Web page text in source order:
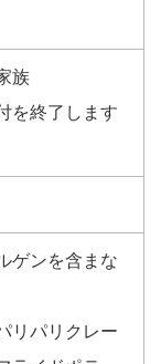
族
を終了します
ンを含まな
リパリクレー